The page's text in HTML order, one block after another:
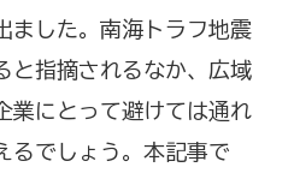
ました。南海トラフ地震
と指摘されるなか、広域
業にとって避けては通れ
るでしょう。本記事で